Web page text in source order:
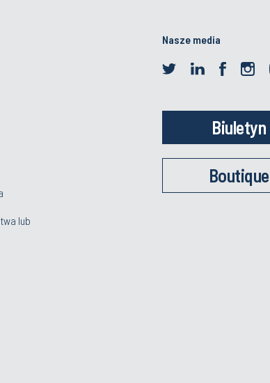
lub
Nasze media
Biuletyn
Boutique